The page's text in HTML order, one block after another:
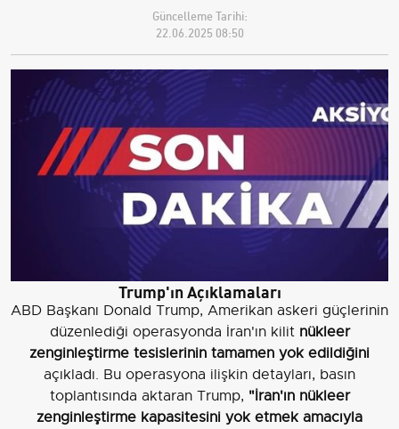
Güncelleme Tarihi:
22.06.2025 08:50
Trump'ın Açıklamaları
ABD Başkanı Donald Trump, Amerikan askeri güçlerinin
düzenlediği operasyonda İran'ın kilit nükleer
zenginleştirme tesislerinin tamamen yok edildiğini
açıkladı. Bu operasyona ilişkin detayları, basın
toplantısında aktaran Trump, "İran'ın nükleer
zenginleştirme kapasitesini yok etmek amacıyla